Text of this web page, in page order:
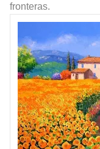
fronteras.